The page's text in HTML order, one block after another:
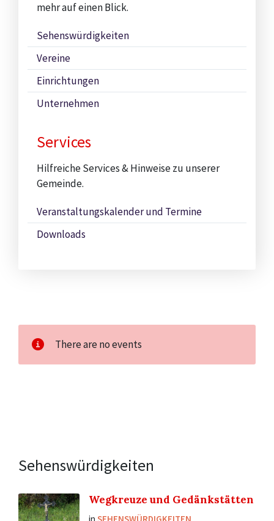
mehr auf einen Blick.
Sehenswürdigkeiten
Vereine
Einrichtungen
Unternehmen
Services
Hilfreiche Services & Hinweise zu unserer
Gemeinde.
Veranstaltungskalender und Termine
Downloads
There are no events
Sehenswürdigkeiten
Wegkreuze und Gedänkstätten